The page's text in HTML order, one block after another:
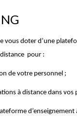
vous doter d’une
pour :
de votre personnel ;
à distance dans vos
d’enseignement